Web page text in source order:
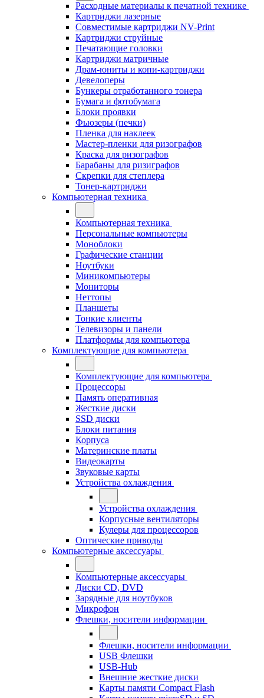
Расходные материалы к печатной технике
Картриджи лазерные
Совместимые картриджи NV-Print
Картриджи струйные
Печатающие головки
Картриджи матричные
Драм-юниты и копи-картриджи
Девелоперы
Бункеры отработанного тонера
Бумага и фотобумага
Блоки проявки
Фьюзеры (печки)
Пленка для наклеек
Мастер-пленки для ризографов
Краска для ризографов
Барабаны для ризиграфов
Скрепки для степлера
Тонер-картриджи
Компьютерная техника
Компьютерная техника
Персональные компьютеры
Моноблоки
Графические станции
Ноутбуки
Миникомпьютеры
Мониторы
Неттопы
Планшеты
Тонкие клиенты
Телевизоры и панели
Платформы для компьютера
Комплектующие для компьютера
Комплектующие для компьютера
Процессоры
Память оперативная
Жесткие диски
SSD диски
Блоки питания
Корпуса
Материнские платы
Видеокарты
Звуковые карты
Устройства охлаждения
Устройства охлаждения
Корпусные вентиляторы
Кулеры для процессоров
Оптические приводы
Компьютерные аксессуары
Компьютерные аксессуары
Диски CD, DVD
Зарядные для ноутбуков
Микрофон
Флешки, носители информации
Флешки, носители информации
USB Флешки
USB-Hub
Внешние жесткие диски
Карты памяти Compact Flash